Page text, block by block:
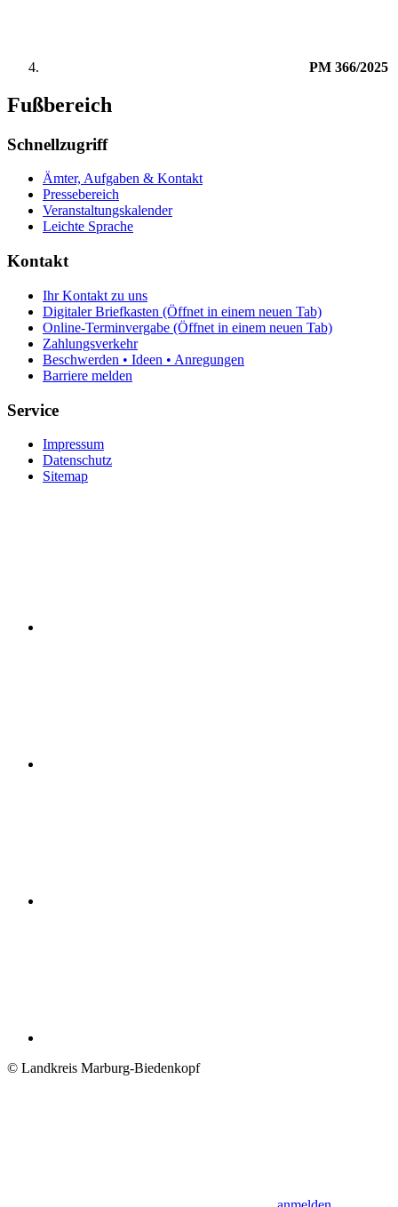
PM 366/2025
Fußbereich
Schnellzugriff
Ämter, Aufgaben & Kontakt
Pressebereich
Veranstaltungskalender
Leichte Sprache
Kontakt
Ihr Kontakt zu uns
Digitaler Briefkasten (Öffnet in einem neuen Tab)
Online-Terminvergabe (Öffnet in einem neuen Tab)
Zahlungsverkehr
Beschwerden • Ideen • Anregungen
Barriere melden
Service
Impressum
Datenschutz
Sitemap
© Landkreis Marburg-Biedenkopf